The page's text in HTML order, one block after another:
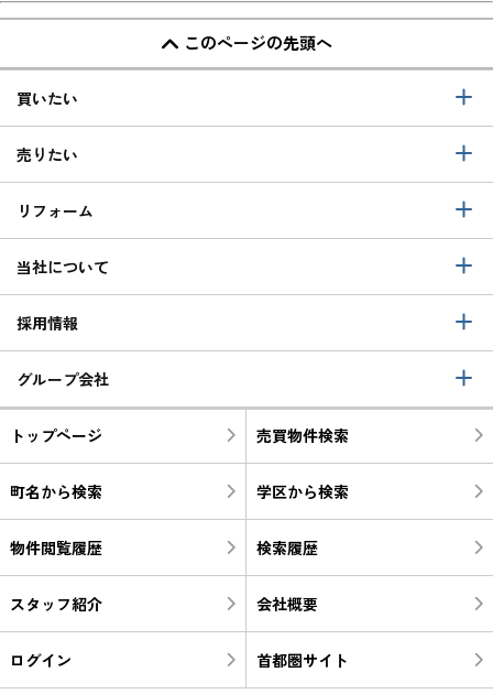
このページの先頭へ
買いたい
売りたい
リフォーム
当社について
採用情報
グループ会社
トップページ 売買物件検索
町名から検索 学区から検索
物件閲覧履歴 検索履歴
スタッフ紹介 会社概要
ログイン 首都圏サイト